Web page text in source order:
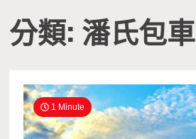
分類: 潘氏包車
1 Minute